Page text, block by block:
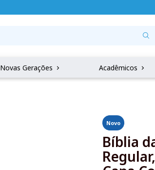
Novas Gerações Acadêmicos
Novo
Bíblia